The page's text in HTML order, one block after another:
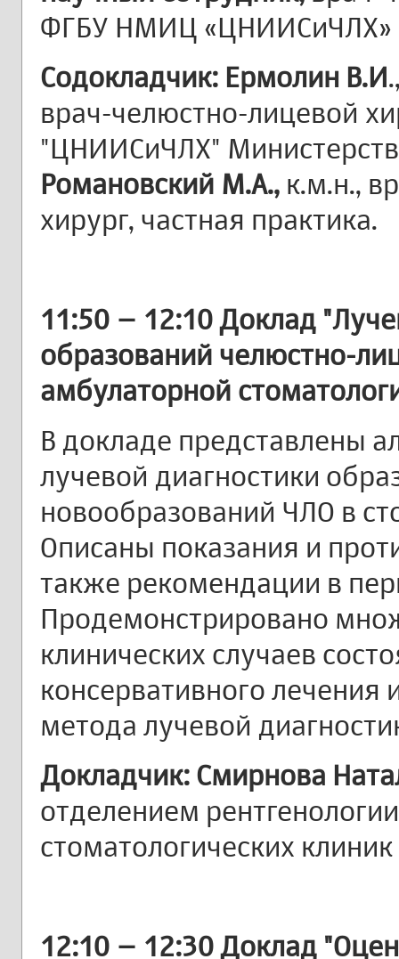
ФГБУ НМИЦ «ЦНИИСиЧЛХ»
Содокладчик: Ермолин В.И
врач-челюстно-лицевой
"ЦНИИСиЧЛХ"
Романовский М.А., к.м.н.,
хирург, частная практика.
11:50 – 12:10Доклад
образований челюстно-
амбулаторной
В докладе представлены
лучевой диагностики
новообразований ЧЛО в
Описаны показания и
также рекомендации в
Продемонстрировано
клинических случаев
консервативного
метода лучевой
Докладчик: Смирнова
отделением
стоматологических
12:10 – 12:30Доклад